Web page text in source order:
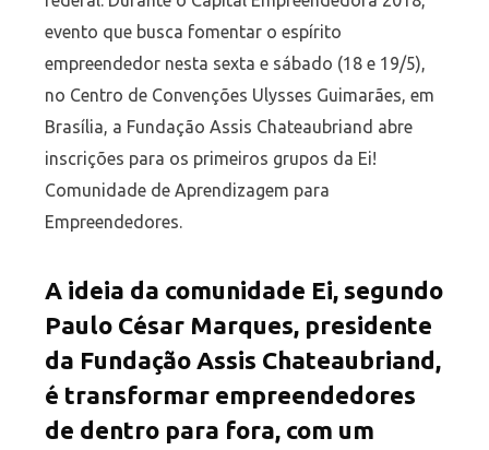
evento que busca fomentar o espírito
empreendedor nesta sexta e sábado (18 e 19/5),
no Centro de Convenções Ulysses Guimarães, em
Brasília, a Fundação Assis Chateaubriand abre
inscrições para os primeiros grupos da Ei!
Comunidade de Aprendizagem para
Empreendedores.
A ideia da comunidade Ei, segundo
Paulo César Marques, presidente
da Fundação Assis Chateaubriand,
é transformar empreendedores
de dentro para fora, com um